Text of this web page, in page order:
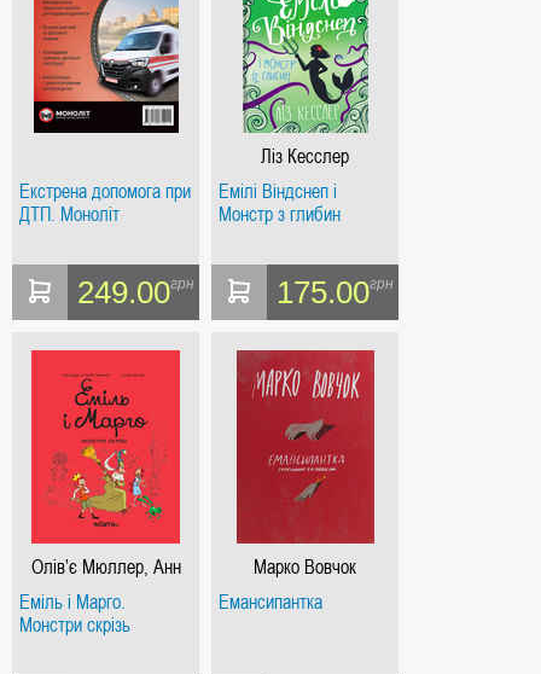
Екстрена допомога при
ДТП. Моноліт
249.00грн
Ліз Кесслер
Емілі Віндснеп і
Монстр з глибин
175.00грн
Олів’є Мюллер, Анн
Дідьє
Еміль і Марго.
Монстри скрізь
Марко Вовчок
Емансипантка